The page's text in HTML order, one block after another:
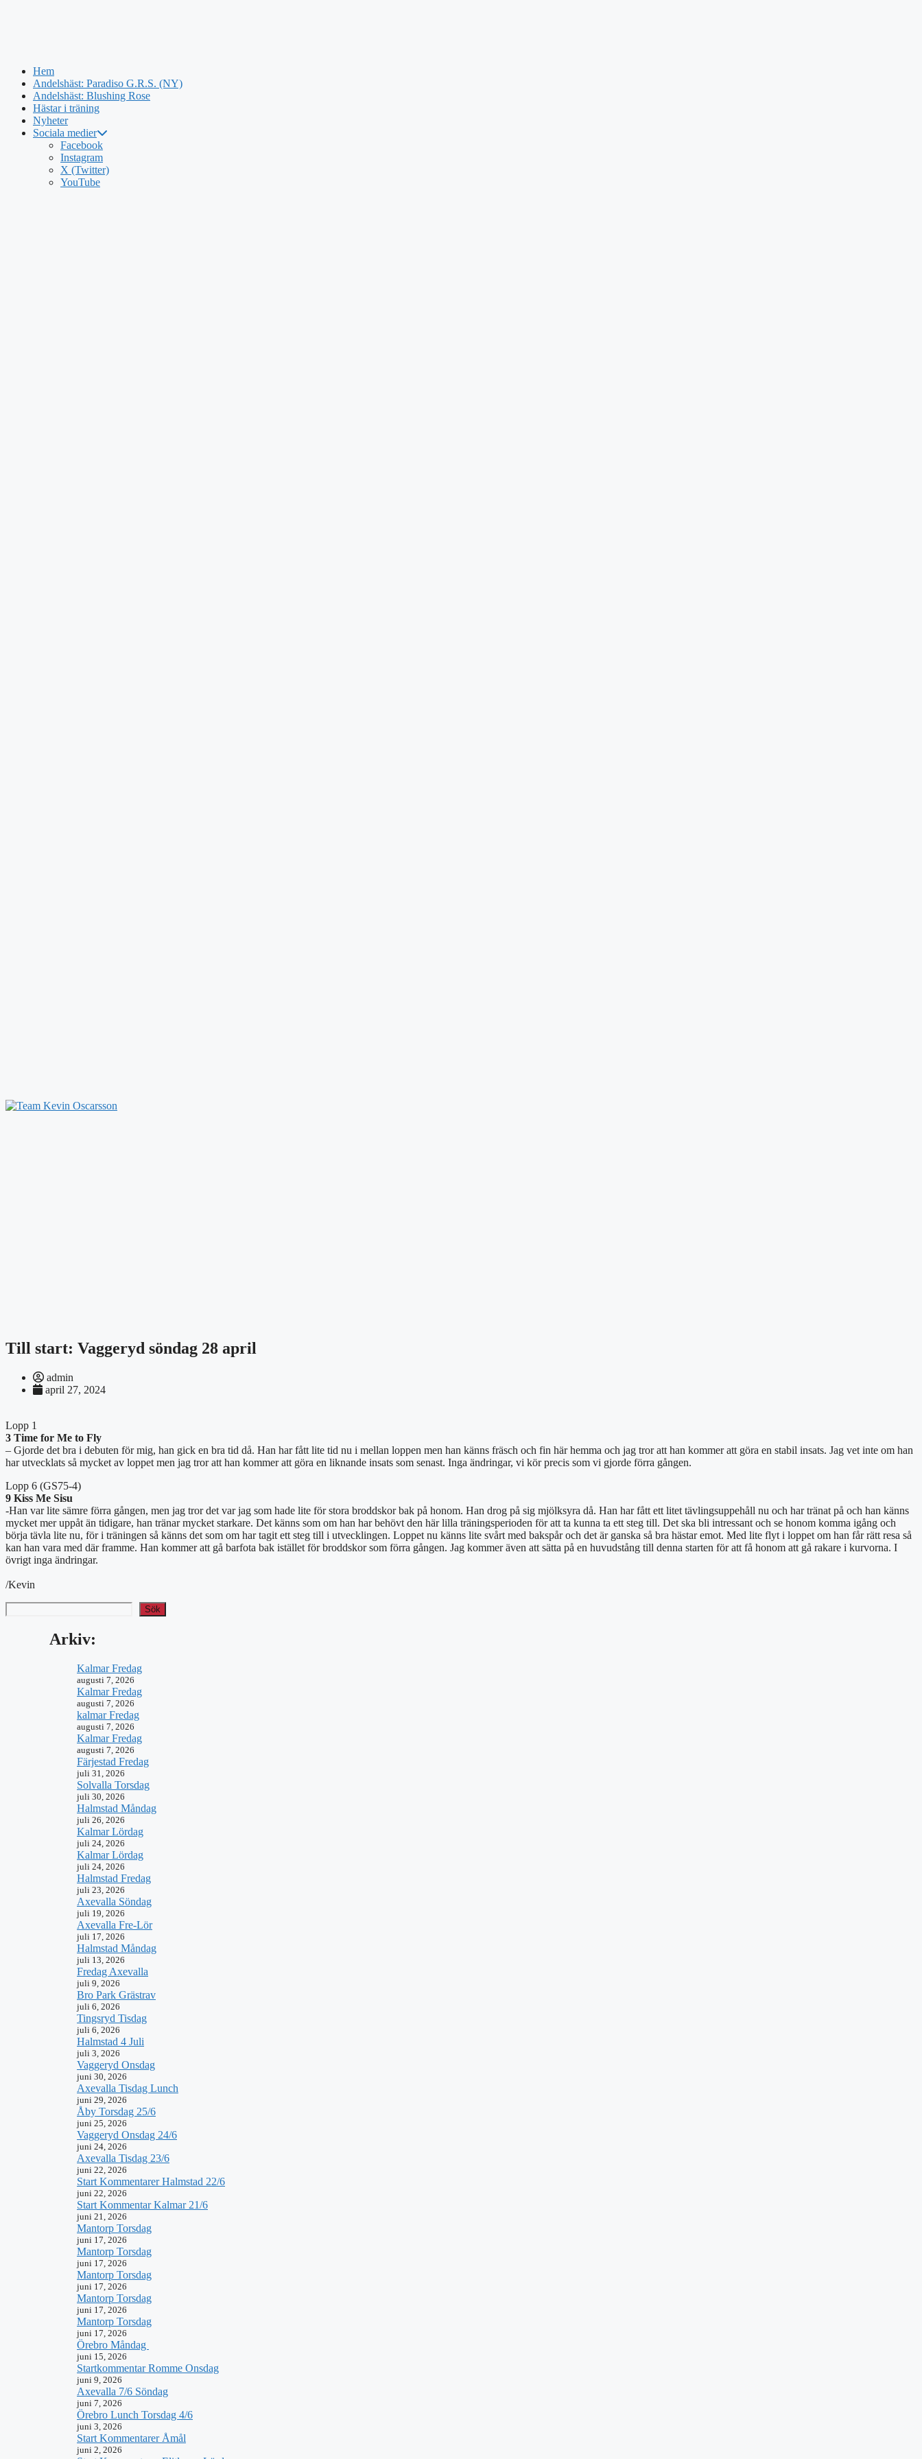
Hem
Andelshäst: Paradiso G.R.S. (NY)
Andelshäst: Blushing Rose
Hästar i träning
Nyheter
Sociala medier
Facebook
Instagram
X (Twitter)
YouTube
Till start: Vaggeryd söndag 28 april
admin
april 27, 2024
Lopp 1
3 Time for Me to Fly
– Gjorde det bra i debuten för mig, han gick en bra tid då. Han har fått lite tid nu i mellan loppen men han känns fräsch och fin här hemma och jag tror att han kommer att göra en stabil insats. Jag vet inte om han
har utvecklats så mycket av loppet men jag tror att han kommer att göra en liknande insats som senast. Inga ändringar, vi kör precis som vi gjorde förra gången.
Lopp 6 (GS75-4)
9 Kiss Me Sisu
-Han var lite sämre förra gången, men jag tror det var jag som hade lite för stora broddskor bak på honom. Han drog på sig mjölksyra då. Han har fått ett litet tävlingsuppehåll nu och har tränat på och han känns
mycket mer uppåt än tidigare, han tränar mycket starkare. Det känns som om han har behövt den här lilla träningsperioden för att ta kunna ta ett steg till. Det ska bli intressant och se honom komma igång och
börja tävla lite nu, för i träningen så känns det som om har tagit ett steg till i utvecklingen. Loppet nu känns lite svårt med bakspår och det är ganska så bra hästar emot. Med lite flyt i loppet om han får rätt resa så
kan han vara med där framme. Han kommer att gå barfota bak istället för broddskor som förra gången. Jag kommer även att sätta på en huvudstång till denna starten för att få honom att gå rakare i kurvorna. I
övrigt inga ändringar.
/Kevin
Sök
Arkiv:
Kalmar Fredag
augusti 7, 2026
Kalmar Fredag
augusti 7, 2026
kalmar Fredag
augusti 7, 2026
Kalmar Fredag
augusti 7, 2026
Färjestad Fredag
juli 31, 2026
Solvalla Torsdag
juli 30, 2026
Halmstad Måndag
juli 26, 2026
Kalmar Lördag
juli 24, 2026
Kalmar Lördag
juli 24, 2026
Halmstad Fredag
juli 23, 2026
Axevalla Söndag
juli 19, 2026
Axevalla Fre-Lör
juli 17, 2026
Halmstad Måndag
juli 13, 2026
Fredag Axevalla
juli 9, 2026
Bro Park Grästrav
juli 6, 2026
Tingsryd Tisdag
juli 6, 2026
Halmstad 4 Juli
juli 3, 2026
Vaggeryd Onsdag
juni 30, 2026
Axevalla Tisdag Lunch
juni 29, 2026
Åby Torsdag 25/6
juni 25, 2026
Vaggeryd Onsdag 24/6
juni 24, 2026
Axevalla Tisdag 23/6
juni 22, 2026
Start Kommentarer Halmstad 22/6
juni 22, 2026
Start Kommentar Kalmar 21/6
juni 21, 2026
Mantorp Torsdag
juni 17, 2026
Mantorp Torsdag
juni 17, 2026
Mantorp Torsdag
juni 17, 2026
Mantorp Torsdag
juni 17, 2026
Mantorp Torsdag
juni 17, 2026
Örebro Måndag
juni 15, 2026
Startkommentar Romme Onsdag
juni 9, 2026
Axevalla 7/6 Söndag
juni 7, 2026
Örebro Lunch Torsdag 4/6
juni 3, 2026
Start Kommentarer Åmål
juni 2, 2026